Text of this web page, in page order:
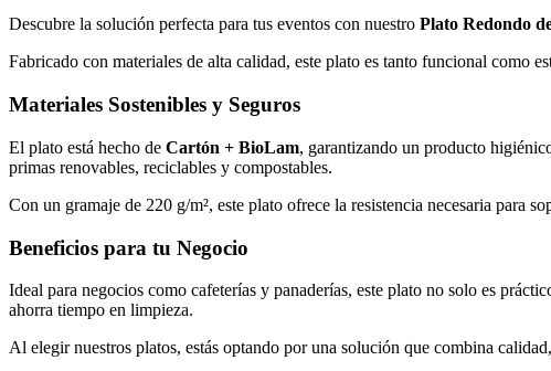
Descubre la solución perfecta para tus eventos con nuestro Plato Redondo
Fabricado con materiales de alta calidad, este plato es tanto funcional como
Materiales Sostenibles y Seguros
El plato está hecho de Cartón + BioLam, garantizando un producto
primas renovables, reciclables y compostables.
Con un gramaje de 220 g/m², este plato ofrece la resistencia necesaria para
Beneficios para tu Negocio
Ideal para negocios como cafeterías y panaderías, este plato no solo es
ahorra tiempo en limpieza.
Al elegir nuestros platos, estás optando por una solución que combina